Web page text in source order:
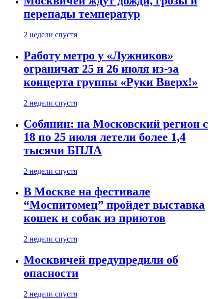
перепады температур
2 недели спустя
Работу метро у «Лужников»
ограничат 25 и 26 июля из-за
концерта группы «Руки Вверх!»
2 недели спустя
Собянин: на Московский регион с
18 по 25 июля летели более 1,4
тысячи БПЛА
2 недели спустя
В Москве на фестивале
“Моспитомец” пройдет выставка
кошек и собак из приютов
2 недели спустя
Москвичей предупредили об
опасности
2 недели спустя